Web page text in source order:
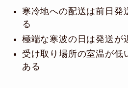
寒冷地への配送は前日発
る
極端な寒波の日は発送が
受け取り場所の室温が低
ある